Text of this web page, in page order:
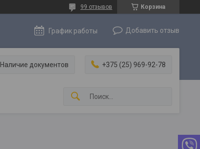
Корзина
99 отзывов
График работы Добавить отзыв
Наличие документов +375 (25) 969-92-78